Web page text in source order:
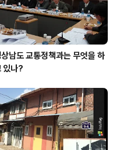
남도 교통정책과는 무엇을 하
있나?